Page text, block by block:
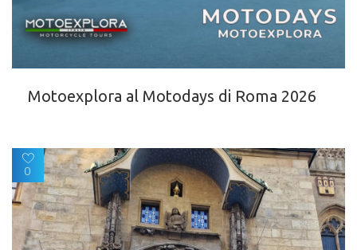
Motoexplora al Motodays di Roma 2026
0